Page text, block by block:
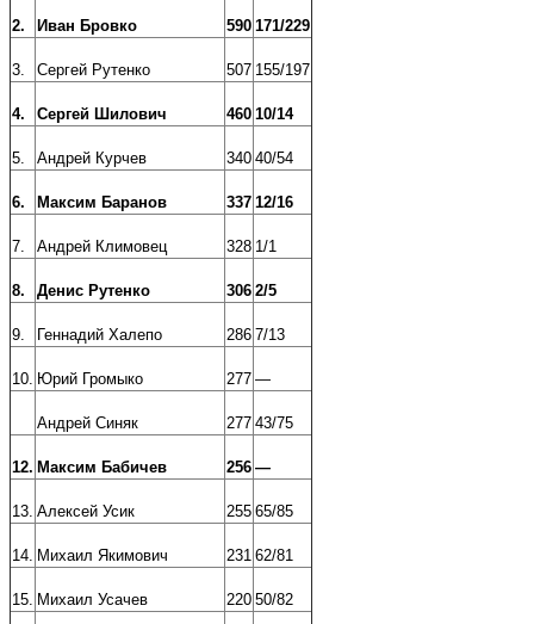
2. Иван Бровко 590 171/229
3. Сергей Рутенко 507 155/197
4. Сергей Шилович 460 10/14
5. Андрей Курчев 340 40/54
6. Максим Баранов 337 12/16
7. Андрей Климовец 328 1/1
8. Денис Рутенко 306 2/5
9. Геннадий Халепо 286 7/13
10. Юрий Громыко 277 —
Андрей Синяк 277 43/75
12. Максим Бабичев 256 —
13. Алексей Усик 255 65/85
14. Михаил Якимович 231 62/81
15. Михаил Усачев 220 50/82